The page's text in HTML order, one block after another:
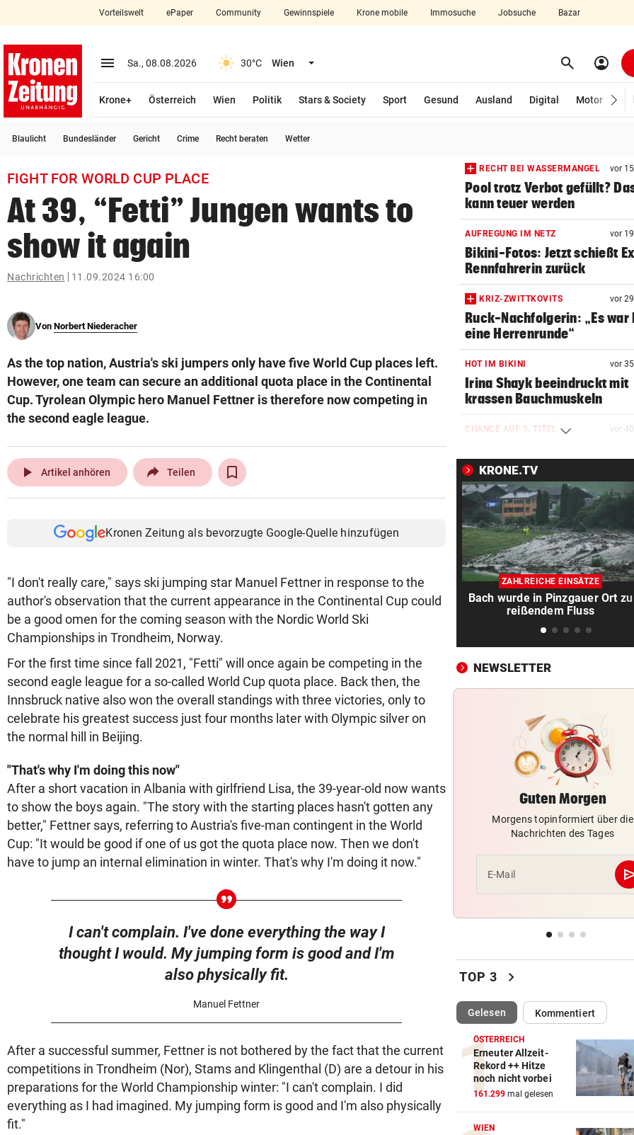
closeSchließen
account_circle Anmelden
arrow_right
search
Suchbegriff
eingeben
© Krone Multimedia GmbH & Co KG 2026
Vorteilswelt ePaper Community Gewinnspiele Krone mobile Immosuche Jobsuche Bazar
menu Menü aufklappen
Sa., 08.08.2026 30°C Wien Menü aufklappen search Suchen
account_circle
Krone+ Österreich Wien Politik Stars & Society Sport Gesund Ausland Digital Motor
Blaulicht Bundesländer Gericht Crime Recht beraten Wetter
FIGHT FOR WORLD CUP PLACE
At 39, “Fetti” Jungen wants to
show it again
Nachrichten 11.09.2024 16:00
Von Norbert Niederacher
As the top nation, Austria's ski jumpers only have five World Cup places left.
However, one team can secure an additional quota place in the Continental
Cup. Tyrolean Olympic hero Manuel Fettner is therefore now competing in
the second eagle league.
play_arrow Artikel anhören Teilen
Kronen Zeitung als bevorzugte Google-Quelle hinzufügen
"I don't really care," says ski jumping star Manuel Fettner in response to the
author's observation that the current appearance in the Continental Cup could
be a good omen for the coming season with the Nordic World Ski
Championships in Trondheim, Norway.
For the first time since fall 2021, "Fetti" will once again be competing in the
second eagle league for a so-called World Cup quota place. Back then, the
Innsbruck native also won the overall standings with three victories, only to
celebrate his greatest success just four months later with Olympic silver on
the normal hill in Beijing.
"That's why I'm doing this now"
After a short vacation in Albania with girlfriend Lisa, the 39-year-old now wants
to show the boys again. "The story with the starting places hasn't gotten any
better," Fettner says, referring to Austria's five-man contingent in the World
Cup: "It would be good if one of us got the quota place now. Then we don't
have to jump an internal elimination in winter. That's why I'm doing it now."
I can't complain. I've done everything the way I
thought I would. My jumping form is good and I'm
also physically fit.
Manuel Fettner
After a successful summer, Fettner is not bothered by the fact that the current
competitions in Trondheim (Nor), Stams and Klingenthal (D) are a detour in his
preparations for the World Championship winter: "I can't complain. I did
everything as I had imagined. My jumping form is good and I'm also physically
fit."
RECHT BEI WASSERMANGEL vor
Pool trotz Verbot gefüllt?
kann teuer werden
AUFREGUNG IM NETZ vor
Bikini-Fotos: Jetzt schießt
Rennfahrerin zurück
KRIZ-ZWITTKOVITS vor
Ruck-Nachfolgerin: „Es war
eine Herrenrunde“
HOT IM BIKINI vor
Irina Shayk beeindruckt mit
krassen Bauchmuskeln
CHANCE AUF 3. TITEL vor
ins Finale ein
MANDATAR ALARMIERT vor 40
Polizisten-Mangel: „Es droht
Kahlschlag!“
HIER IM TICKER vor
MotoGP: Sprintrennen in
Silverstone ab 17 Uhr LIVE
Entwarnung nach Brand:
Evakuierte dürfen zurück
SOMMERCUP 2026 LIVE: vor
Luzern im Finale!
HERZOG & CO. IN AKTION vor
LIVE: Legendentreffen! Rapid
gegen Werder Bremen
NACH WANDERUNG vor
22-Jährige erlitt auf
Schwächeanfall
vor
Wroclav Panthers
Sieg! Erfolgreiches Debüt für
Senft in Karlsruhe
BUNDESLIGA IM TICKER
LIVE ab 17 Uhr: GAK gegen
Lustenau
ALLES WAR KLAR, DANN vor
Überraschende Gründe:
Drama um Ilzer-Ass!
KRONE.TV
ZAHLREICHE EINSÄTZE
Bach wurde in Pinzgauer Ort zu
reißendem Fluss
NEWSLETTER
Guten Morgen
Morgens topinformiert über die
Nachrichten des Tages
E-Mail
TOP 3 chevron_right
Gelesen(ausgewählt)Kommentiert
ÖSTERREICH
Erneuter Allzeit-
Rekord ++ Hitze
noch nicht vorbei
161.299 mal gelesen
WIEN